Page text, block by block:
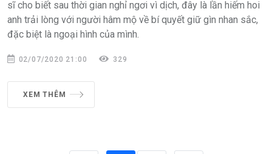
sĩ cho biết sau thời gian nghỉ ngơi vì dịch, đây là lần hiếm hoi
anh trải lòng với người hâm mộ về bí quyết giữ gìn nhan sắc,
đặc biệt là ngoại hình của mình.
02/07/2020 21:00 329
XEM THÊM